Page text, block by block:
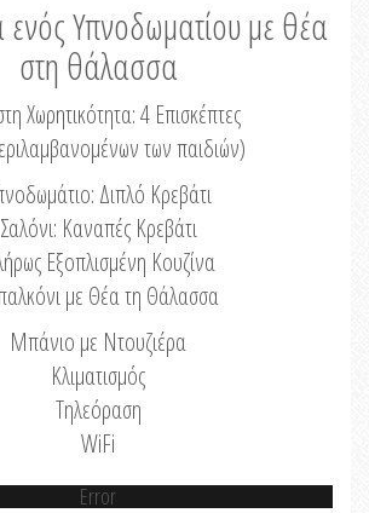
ενός Υπνοδωματίου με θέα
στη θάλασσα
Χωρητικότητα: 4 Eπισκέπτες
των παιδιών)
Διπλό Κρεβάτι
Σαλόνι: Καναπές Κρεβάτι
Εξοπλισμένη Κουζίνα
με Θέα τη Θάλασσα
Μπάνιο με Ντουζιέρα
Κλιματισμός
Τηλεόραση
WiFi
Error